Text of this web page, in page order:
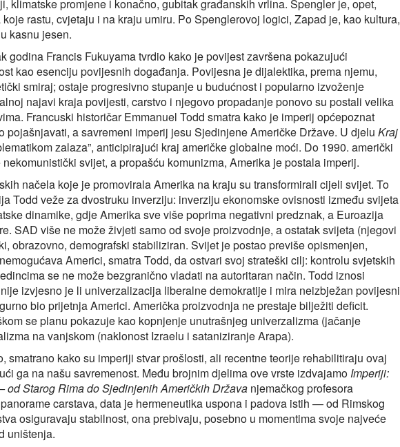
klimatske promjene i konačno, gubitak građanskih vrlina. Spengler je, opet,
rastu, cvjetaju i na kraju umiru. Po Spenglerovoj logici, Zapad je, kao kultura,
kasnu jesen.
godina Francis Fukuyama tvrdio kako je povijest završena pokazujući
kao esenciju povijesnih događanja. Povijesna je dijalektika, prema njemu,
smiraj; ostaje progresivno stupanje u budućnost i popularno izvoženje
najavi kraja povijesti, carstvo i njegovo propadanje ponovo su postali velika
Francuski historičar Emmanuel Todd smatra kako je imperij općepoznat
pojašnjavati, a savremeni imperij jesu Sjedinjene Američke Države. U djelu Kraj
zalaza”, anticipirajući kraj američke globalne moći. Do 1990. američki
svijet, a propašću komunizma, Amerika je postala imperij.
načela koje je promovirala Amerika na kraju su transformirali cijeli svijet. To
Todd veže za dvostruku inverziju: inverziju ekonomske ovisnosti između svijeta
dinamike, gdje Amerika sve više poprima negativni predznak, a Euroazija
SAD više ne može živjeti samo od svoje proizvodnje, a ostatak svijeta (njegovi
obrazovno, demografski stabiliziran. Svijet je postao previše opismenjen,
Americi, smatra Todd, da ostvari svoj strateški cilj: kontrolu svjetskih
se ne može bezgranično vladati na autoritaran način. Todd iznosi
izvjesno je li univerzalizacija liberalne demokratije i mira neizbježan povijesni
bio prijetnja Americi. Američka proizvodnja ne prestaje bilježiti deficit.
se planu pokazuje kao kopnjenje unutrašnjeg univerzalizma (jačanje
na vanjskom (naklonost Izraelu i sataniziranje Arapa).
smatrano kako su imperiji stvar prošlosti, ali recentne teorije rehabilitiraju ovaj
ga na našu savremenost. Među brojnim djelima ove vrste izdvajamo Imperiji:
Starog Rima do Sjedinjenih Američkih Država njemačkog profesora
carstava, data je hermeneutika uspona i padova istih — od Rimskog
osiguravaju stabilnost, ona prebivaju, posebno u momentima svoje najveće
uništenja.